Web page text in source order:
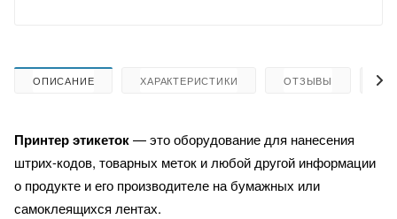
ОПИСАНИЕ ХАРАКТЕРИСТИКИ ОТЗЫВЫ
Принтер этикеток— это оборудование для нанесения
штрих-кодов, товарных меток и любой другой информации
о продукте и его производителе на бумажных или
самоклеящихся лентах.